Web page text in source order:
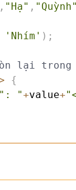
, "Hạ" , "Quỳnh"
'Nhím' ) ;
lại trong
{
": "+value+